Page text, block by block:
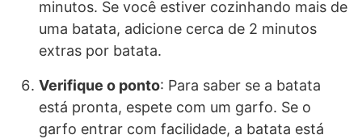
minutos. Se você estiver cozinhando mais de
uma batata, adicione cerca de 2 minutos
extras por batata.
Verifique o ponto: Para saber se a batata
está pronta, espete com um garfo. Se o
garfo entrar com facilidade, a batata está